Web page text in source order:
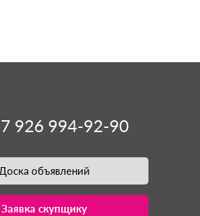
926 994-92-90
Доска объявлений
Заявка скупщику